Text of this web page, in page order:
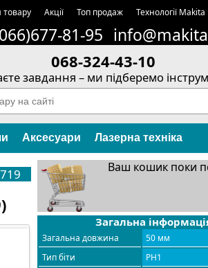
Акції Топ продаж Технології Makita
81-95
068-324-43-10
завдання – ми підберемо
Аксесуари Лазерна техніка
Ваш кошик поки
Загальна
Загальна довжина
50 мм
Тип біти
PH1